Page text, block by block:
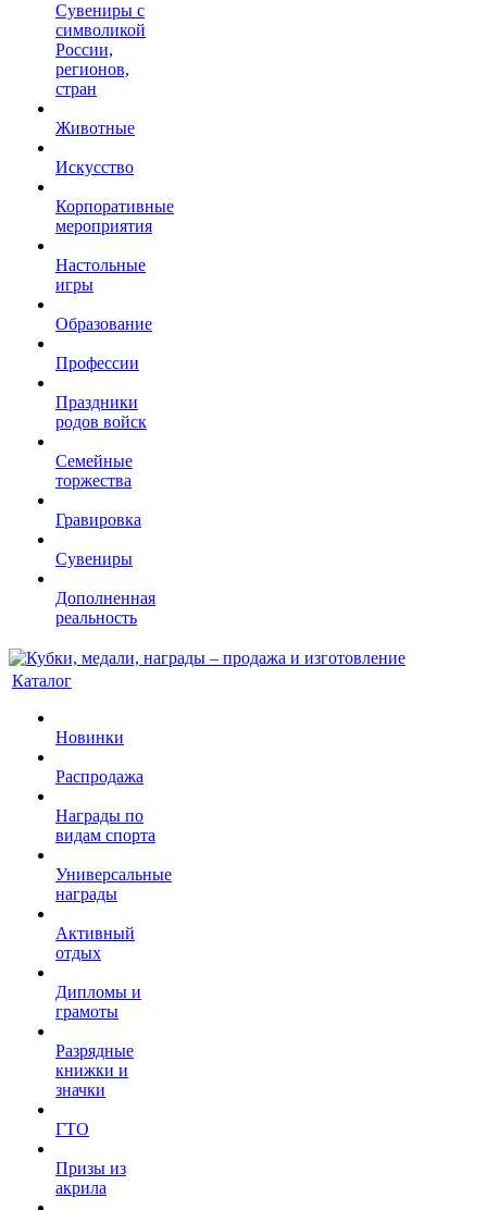
Сувениры с
символикой
России,
регионов,
стран
Животные
Искусство
Корпоративные
мероприятия
Настольные
игры
Образование
Профессии
Праздники
родов войск
Семейные
торжества
Гравировка
Сувениры
Дополненная
реальность
Каталог
Новинки
Распродажа
Награды по
видам спорта
Универсальные
награды
Активный
отдых
Дипломы и
грамоты
Разрядные
книжки и
значки
ГТО
Призы из
акрила